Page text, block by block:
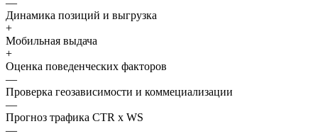
Динамика позиций и выгрузка
+
Мобильная выдача
+
Оценка поведенческих факторов
—
Проверка геозависимости и коммециализации
—
Прогноз трафика CTR x WS
—